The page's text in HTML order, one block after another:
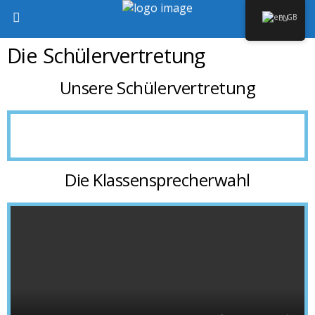
Die Schülervertretung
Unsere Schülervertretung
Die Klassensprecherwahl
EN